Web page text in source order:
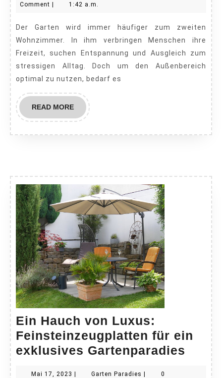
19,
Comment
1:42 a.m.
Der Garten wird immer häufiger zum zweiten
Wohnzimmer. In ihm verbringen Menschen ihre
Freizeit, suchen Entspannung und Ausgleich zum
stressigen Alltag. Doch um den Außenbereich
optimal zu nutzen, bedarf es
READ MOREREAD
MORE
Ein Hauch von Luxus:
Feinsteinzeugplatten für ein
exklusives Gartenparadies
Mai 17, 2023 Mai
| Garten Paradies Garten
|
0